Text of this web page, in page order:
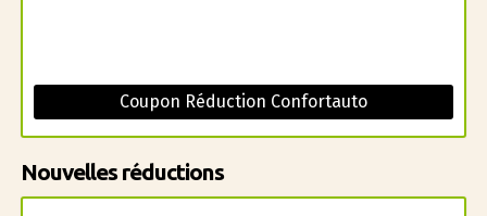
Coupon Réduction Confortauto
Nouvelles réductions